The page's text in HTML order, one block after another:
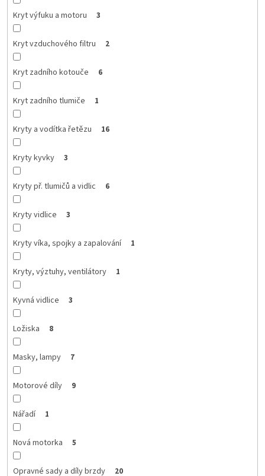
Kryt výfuku a motoru 3
Kryt vzduchového filtru 2
Kryt zadního kotouče 6
Kryt zadního tlumiče 1
Kryty a vodítka řetězu 16
Kryty kyvky 3
Kryty př. tlumičů a vidlic 6
Kryty vidlice 3
Kryty víka, spojky a zapalování 1
Kryty, výztuhy, ventilátory 1
Kyvná vidlice 3
Ložiska 8
Masky, lampy 7
Motorové díly 9
Nářadí 1
Nová motorka 5
Opravné sady a díly brzdy 20